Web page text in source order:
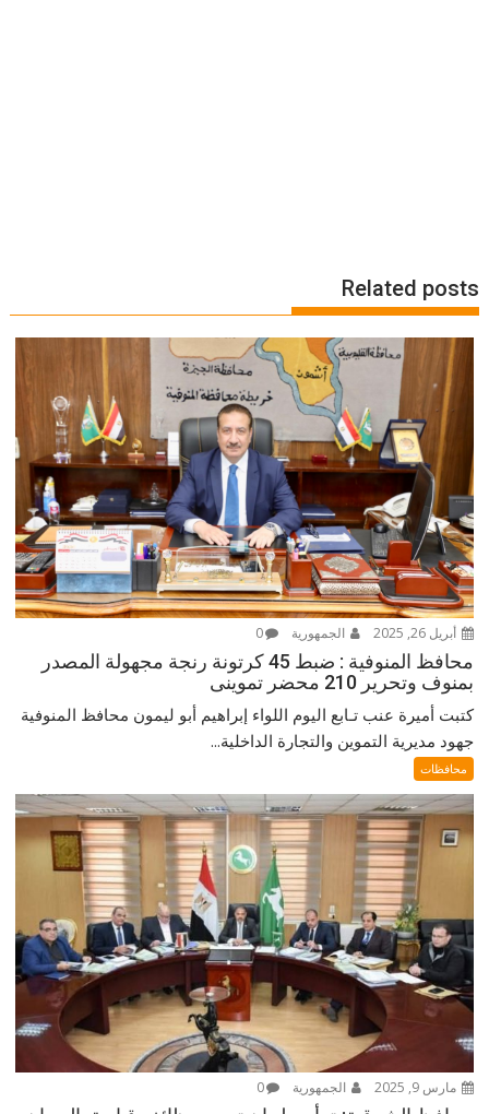
Related posts
أبريل 26, 2025 الجمهورية 0
محافظ المنوفية : ضبط 45 كرتونة رنجة مجهولة المصدر
بمنوف وتحرير 210 محضر تموينى
كتبت أميرة عنب تـابع اليوم اللواء إبراهيم أبو ليمون محافظ المنوفية
جهود مديرية التموين والتجارة الداخلية...
محافظات
مارس 9, 2025 الجمهورية 0